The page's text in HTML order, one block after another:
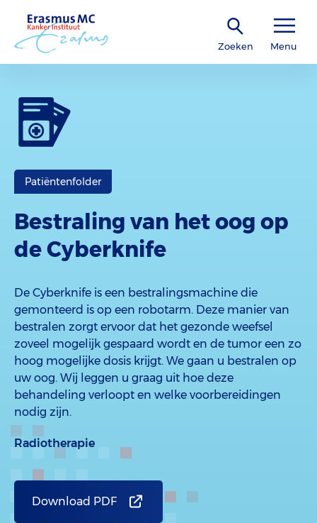
Zoeken Menu
Patiëntenfolder
Bestraling van het oog op
de Cyberknife
De Cyberknife is een bestralingsmachine die
gemonteerd is op een robotarm. Deze manier van
bestralen zorgt ervoor dat het gezonde weefsel
zoveel mogelijk gespaard wordt en de tumor een zo
hoog mogelijke dosis krijgt. We gaan u bestralen op
uw oog. Wij leggen u graag uit hoe deze
behandeling verloopt en welke voorbereidingen
nodig zijn.
Radiotherapie
Download PDF